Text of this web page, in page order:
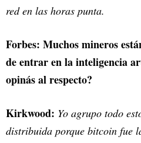
red en las horas punta.
Forbes: Muchos mineros
de entrar en la inteligencia
opinás al respecto?
Kirkwood: Yo agrupo todo
distribuida porque bitcoin fue